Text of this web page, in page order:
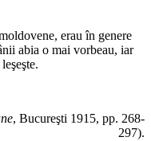
erau în genere
abia o mai vorbeau, iar
, Bucureşti 1915, pp. 268-
297).